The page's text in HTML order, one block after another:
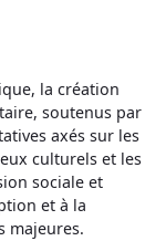
la création
soutenus par
axés sur les
culturels et les
sociale et
et à la
majeures.